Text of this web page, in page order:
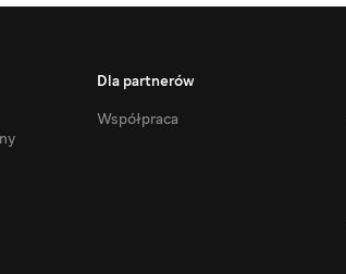
Dla partnerów
Współpraca